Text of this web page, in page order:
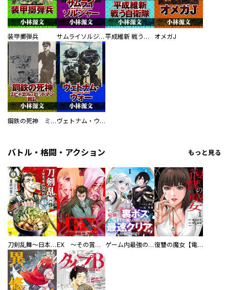
装甲擲弾兵 サムライソルジャー SAMURAI SOLDIER 平成維新 戦う自衛隊 オメガJ
鋼鉄の死神 ミヒャエル・ビットマン戦記 ヴェトナム・ウォー VIETNAM WAR
バトル・格闘・アクション もっと見る
刀剣乱舞～日本号つれづれ酒～ EX ～その賞金稼ぎは、世界の出口を探す～【単行本版】 ゲーム内最強の『裏ボス』に転生したので、主人公の代わりに最速クリアを目指します！【電子単行本版】 復讐の魔女【電子単行本版】